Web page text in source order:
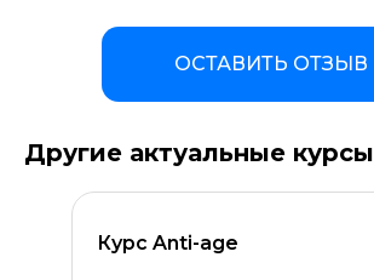
ОСТАВИТЬ ОТЗЫВ
Другие актуальные курсы
Курс Anti-age